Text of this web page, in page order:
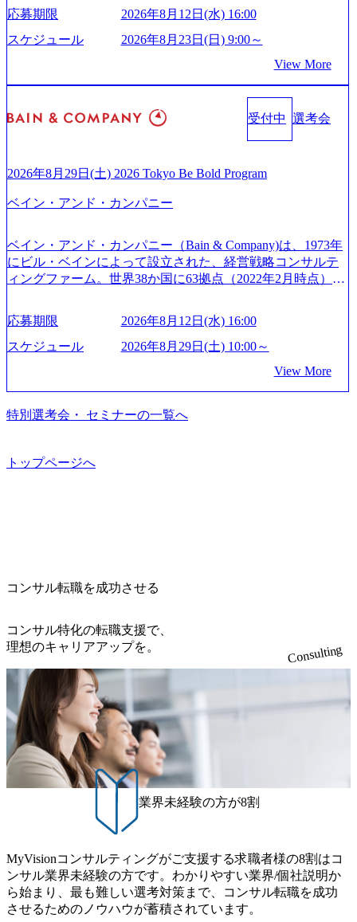
ため事業創造の自由度が高く、赤字事業でも投資して長期
的な成長を若手に任せられる環境 対面でのコミュニケーシ
ョンメリットを重視するため出社勤務。1日の労働時間平均
ア組織） 2026年8月22日(土) 10:00～最長16:00 2026年8月10
日(月) 16:00 ※応募者が定員を上回る場合は、厳正なる審査
の上参加者を決定させていただきます。ご了承ください。
● 当日の流れ 受付 → 会社説明会 → 面接(会社説明会終了
後、随時ご案内) ※全てリモートにて実施します。 ※参加
通常の選考フローと異なり、事前に適性検査をご受検いた
ションサーチになります。 ご経験やスキル、そして適性や
きます。 ※本求人はレバテック株式会社の雇用となりま
す。 ※案件によっては客先に出向いての作業も発生しま
す。 ＜ITコンサルタント＞ Webアプリケーション、SaaS系
模基幹システムにおける最上流のPoC(概念実証)支援から構
想策定、開発マネジメント支援までを一気通貫で担当して
います。 生成AIなどの最新技術とシステムを活用し、顧客
の業務革新と効率化の実現に貢献します。 ＜PL/PM＞ 顧客
の要望を深くヒアリングし、企画構想からアジャイル開発
による開発支援までを一気通貫で推進していただきます。
プロジェクト提案・推進の中核として、企画・要件定義か
流での現状分析、顧客ヒアリング、戦略策定、技術選定、
ルティング領域)から参画いただきます。 課題選定から顧客
だきます。 アジャイル開発を通じて顧客の要望や提案を柔
軟に取り入れながら改善サイクルを回すため、ご自身の提
案がサービスに直接反映されやすく、高い貢献度を実感で
きます。 ● 勤務地 東京都渋谷区渋谷3丁目6-7 渋谷金王タワ
ー 事業所内禁煙(入居する施設に喫煙専用室あり) ・就業規
則により就業時間内の喫煙を全面的に禁止 ・禁煙サポート
制度あり オンライン ● 必須要件 以下いずれかのご経験をお
持ちの方 ・システム・ソフトウェア開発経験3年以上 ・要
件定義～基本設計など上流経験2年以上 ・PMO経験2年以上
● 歓迎要件 ・要件定義から詳細設計までのいずれかの上流
工程の経験 ・サブリーダー以上のマネジメント経験 ・お客
様との折衝経験、交渉経験 ・組織課題に対して主体的に業
務改善に取り組まれたご経験 ・アジャイル/スクラムへの興
で主体的に動ける方 ・年齢にこだわらず、アドバイスを素
直に受け取れる方 ・推進力のある方
6218) 大手広告代理店出身者などマーケティングのトップ人
材が集結するワケ (https://markezine.jp/article/detail/45446) エン
ジニアからコンサルタントへ。会社に入って、何が変わっ
た？ (https://www.businessinsider.jp/post-288838) プラダ：ラグ
nture.com/jp-ja/case-studies/song/prada-luxury-product-customizati
on) 大正製薬：ITカーブアウト支援 (https://www.accenture.co
m/jp-ja/case-studies/consulting/taisho-pharmaceutical)（ストラテ
ジー & コンサルティング） ソフトバンク：初のオンライン
s://www.accenture.com/jp-ja/case-studies/communications-media/so
する「保安ネット」を構築。省庁DXの先進事例を実現 (http
ry-safety-network)（公共サービス） カルビー：SAP HANAの
導入で基幹システムを刷新 (https://www.accenture.com/jp-ja/ca
se-studies/consumer-goods-services/calbee)（消費財・サービ
る 日本では2.3万人以上の従業員を擁しており(会計系BIG4
を上回る規模感)、営業利益率も約15％と驚異的な数字とな
を遂げていることから、今後も高い成長が見込まれる 多く
の技術者を抱えており、アビームコンサルティングに続い
て日本国内2番目にSAP認定コンサルタント制度の有資格者
数が多く、特にIT領域に強みを持つ グローバルのポジショ
ーケットプレイス」が存在し、本ツールを活用で上司の引
職率も21.8%（2023年12月時点）とフレキシブルな働き方を
③12時開始 2026年8月10日(月) 16:00 各回50分程度を想定 オ
ンライン 書類選考通過者
供している日系最大級の総合コンサルティングファーム
『Build Beyond As One ®.』をブランドメッセージに掲げ、
企業や組織の変革を通じて社会や産業の課題を解決し、未
確実な実現と社会的価値及び経済的価値の追求にも貢献 NE
Cとの戦略的資本提携も実現して、現在はNECのグループ会
シングなどの専門知識と、豊富な経験を持つ約6,000名を超
えるプロフェッショナルを有する 金融、製造、流通、エネ
トとしている SAP領域においては日本市場No.1を誇り、全
定コンサルタント資格を取得している また、日本国内企業
資格も保有、さまざまな業界・業種でのプロジェクト実績
と蓄積されたノウハウを基に独自の方法論やテンプレート
を開発し、それらを活用してお客様に最適なSAPコンサル
ティングサービスを提供する https://storage.googleapis.com/our
96dc8f2-7d54-42b9-a7ae-8c532c52d3d8_1200x678.webp アビー
ムコンサルティング会社資料 (https://www.abeam.com/content/
dam/abeam/jp/ja/about/company/ABeamConsultingCompanyProfil
e_jpn_4.pdf) 『SAP AWARD OF EXCELLENCE 2024』にお
ルティング、社員の健康改善を支援 食事・睡眠など可視
w.businessinsider.jp/post-283587) アサヒグループホールディン
ンサルティング会社となり、今後も成長性が大きくみられ
社時に10日間の間みっちりとコンサルの基礎を支援)を魅力
に感じ、他Big4ではなくアビームを選ぶ方も多数 アビーム
といえばSAPをはじめとしたシステム、とイメージされる
こともあるが実態としては経営戦略策定や新規事業立案な
どのトップラインを上げるための戦略案件も多く存在 特に
スポーツ&エンターテイメント領域ではBig4に先んじて注力
し、業界内で大きな存在感を誇る 社員の多様化する生活ス
タイルやライフイベントに対応した働きやすい職場環境を
実現するため、さまざまなサポート制度を導入している 多
文化理解や女性の活躍推進などの取り組み、また、フレッ
クス制度やフリーロケーション制度、フルリモート制度な
どの多様な働き方をサポートする制度が整備されている 202
6年8月23日(日) 9:00～18:00終了 2026年8月12日(水) 16:00 202
6年8月23日(日)にSustainable SCM SU 1day選考会を開催いた
します。 当SUは「GlobalでのSCM構築」や「物流・調達コ
ストの構造改革」といった伝統的なテーマに留まらずクラ
イアントがこれから取組むべき「グリーントランスフォー
応募期限
2026年8月12日(水) 16:00
スケジュール
2026年8月23日(日) 9:00～
View More
受付中 選考会
2026年8月29日(土) 2026 Tokyo Be Bold Program
ベイン・アンド・カンパニー
ベイン・アンド・カンパニー（Bain & Company)は、1973年
にビル・ベインによって設立された、経営戦略コンサルテ
ィングファーム。世界38か国に63拠点（2022年2月時点）、
アントにお届けするのは単なるレポートではなく、『結
果』である。」この原則のもと、ベインは1973年に創業さ
れた。クライアントが不確かな未来の中、競争に勝てるよ
に、提言を具体的な行動に落とし込んでいる。 徹底した
「結果主義」を標榜。クライアントのフルポテンシャル実
現を目標に、具体的に目に見える成果を出すことを信条と
（真北）という言葉がよくつかわれる。針が少し東に傾い
外オフィスへのトランスファー制度などが充実している。
東京オフィスに来るグローバルメンバーも多く、グローバ
れており、これまで多くのNPO・NGOなどの非営利団体に
無償でコンサルティングを提供している。 2026年8月29日
(土) の対面Kick-offイベントを皮切りに1か月程度のプログラ
ム ※初回プログラム : 8月29日(土)10:00～13:30 2026年8月12
日(水) 16:00 Bain & Company Tokyoでは、「Tokyo Be Bold Pr
ogram (女性候補者向け選考支援プログラム)」を実施いたし
ます。クライアントに斬新なソリューションを提供し、複
雑な経営課題を解決するために、チームのダイバーシティ
は欠かせません。是非、ユニークな視点と高い志を持つ女
性の皆様に多数ご参画頂きたいと考え、プログラムを開催
性はどのように活躍をしているのか」、「ケース面接の経
験がなく対策の仕方が知りたい」などのお声をたくさんい
食事などのカジュアルな交流、実際のプロジェクトのケー
ススタディ、1対1の模擬面接等、複数のセッションを約1か
月の期間に渡り行い、選考にご参加いただきます。コンサ
ルタント未経験の方でも、戦略コンサルタントの具体的な
応募期限
2026年8月12日(水) 16:00
スケジュール
2026年8月29日(土) 10:00～
View More
特別選考会・ セミナーの一覧へ
トップページへ
コンサル転職を成功させる
コンサル特化の転職支援で、
理想のキャリアアップを。
Consulting
業界未経験の方が8割
MyVisionコンサルティングがご支援する求職者様の8割はコ
ンサル業界未経験の方です。わかりやすい業界/個社説明か
ら始まり、最も難しい選考対策まで、コンサル転職を成功
させるためのノウハウが蓄積されています。